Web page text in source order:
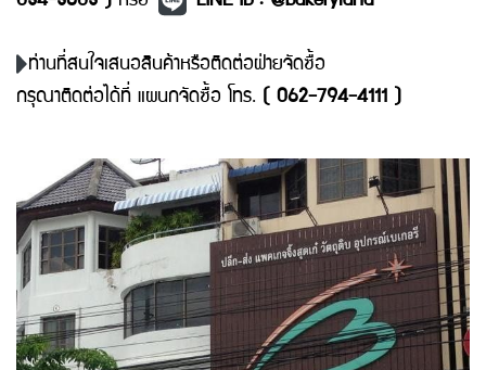
ท่านที่สนใจเสนอสินค้าหรือติดต่อฝ่ายจัดซื้อ
กรุณาติดต่อได้ที่ แผนกจัดซื้อ โทร. ( 062-794-4111 )